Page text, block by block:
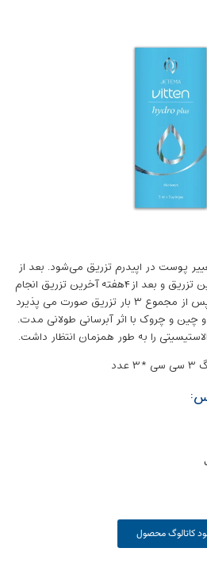
پوست در اپیدرم تزریق می‌شود. بعد از
اولین مرحله، یک ماه بعد، دومین تزریق و بعد از۴هفته آخرین تزریق انجام
می شود. بررسی نهایی ۲ هفته پس از مجموع ۳ بار تزریق صورت می پذیرد
و چروک با اثر آبرسانی طولانی مدت.
را به طور همزمان انتظار داشت.
کاتالوگ محصول